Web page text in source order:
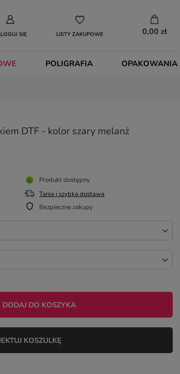
SIĘ LISTY ZAKUPOWE 0,00 zł
POLIGRAFIA OPAKOWANIA
DTF - kolor szary melanż
DODAJ DO KOSZYKA
Produkt dostępny
Tania i szybka dostawa
Bezpieczne zakupy
KOSZULKĘ